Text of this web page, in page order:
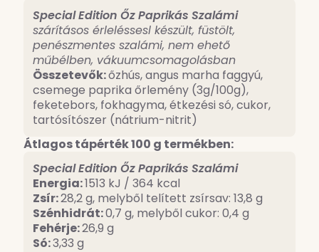
Special Edition Őz Paprikás Szalámi
szárításos érleléssesl készült, füstölt,
penészmentes szalámi, nem ehető
műbélben, vákuumcsomagolásban
Összetevők:őzhús, angus marha faggyú,
csemege paprika őrlemény (3g/100g),
feketebors, fokhagyma, étkezési só, cukor,
tartósítószer (nátrium-nitrit)
Átlagos tápérték 100 g termékben:
Special Edition Őz Paprikás Szalámi
Energia:1513 kJ / 364 kcal
Zsír:28,2 g, melyből telített zsírsav: 13,8 g
Szénhidrát:0,7 g, melyből cukor: 0,4 g
Fehérje:26,9 g
Só:3,33 g